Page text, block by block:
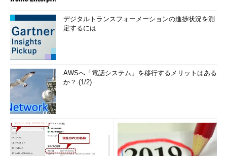
デジタルトランスフォーメーションの進捗状況を測
定するには
AWSへ「電話システム」を移行するメリットはある
か？ (1/2)